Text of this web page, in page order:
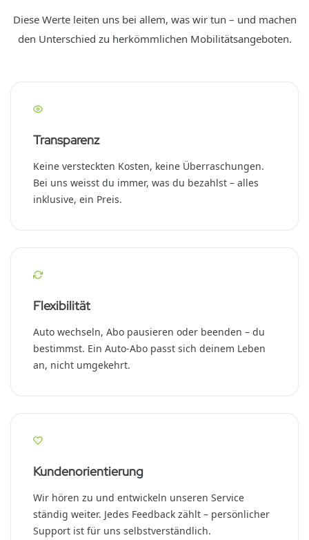
Diese Werte leiten uns bei allem, was wir tun – und machen
den Unterschied zu herkömmlichen Mobilitätsangeboten.
Transparenz
Keine versteckten Kosten, keine Überraschungen.
Bei uns weisst du immer, was du bezahlst – alles
inklusive, ein Preis.
Flexibilität
Auto wechseln, Abo pausieren oder beenden – du
bestimmst. Ein Auto-Abo passt sich deinem Leben
an, nicht umgekehrt.
Kundenorientierung
Wir hören zu und entwickeln unseren Service
ständig weiter. Jedes Feedback zählt – persönlicher
Support ist für uns selbstverständlich.